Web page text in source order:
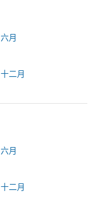
六月
十二月
六月
十二月